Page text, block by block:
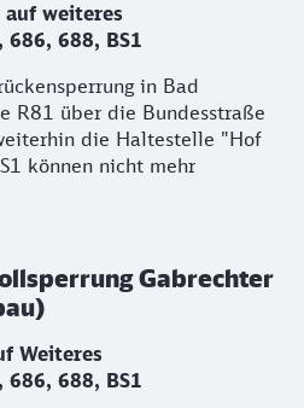
weiteres
688, BS1
in Bad
R81 über die Bundesstraße
die Haltestelle "Hof
können nicht mehr
Gabrechter
Weiteres
688, BS1